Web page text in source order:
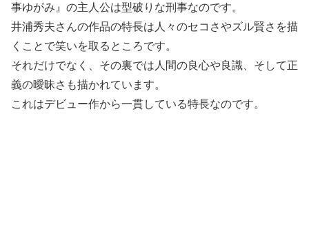
事ゆがみ』の主人公は型破りな刑事なのです。
井浦秀夫さんの作品の特長は人々のセコさやズル賢さを描
くことで笑いを取るところです。
それだけでなく、その裏では人間の良心や良識、そして正
義の曖昧さも描かれています。
これはデビュー作から一貫している特長なのです。